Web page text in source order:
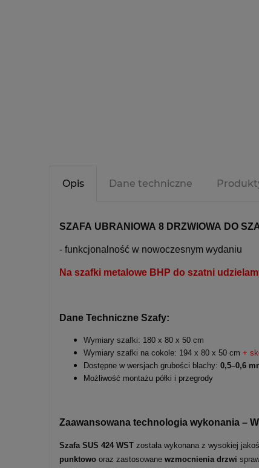
Opis Dane techniczne
SZAFA UBRANIOWA 8 DRZWIOWA DO
- funkcjonalność w nowoczesnym wydaniu
Na szafki metalowe BHP do szatni
Dane Techniczne Szafy:
Wymiary szafki: 180 x 80 x 50 cm
Wymiary szafki na cokole: 194 x 80 x 50 cm +
Dostępne w wersjach grubości blachy: 0,5–0,6
Możliwość montażu półki i przegrody
Zaawansowana technologia wykonania –
Szafa SUS 424 WST została wykonana z wysokiej
punktowo oraz zastosowane wzmocnienia drzwi